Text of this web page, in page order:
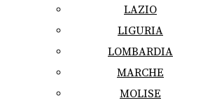
LAZIO
LIGURIA
LOMBARDIA
MARCHE
MOLISE